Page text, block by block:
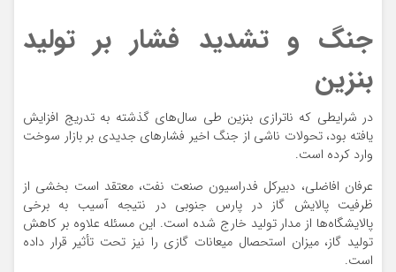
جنگ و تشدید فشار بر تولید
بنزین
در شرایطی که ناترازی بنزین طی سال‌های گذشته به تدریج افزایش
یافته بود، تحولات ناشی از جنگ اخیر فشارهای جدیدی بر بازار سوخت
وارد کرده است.
عرفان افاضلی، دبیرکل فدراسیون صنعت نفت، معتقد است بخشی از
ظرفیت پالایش گاز در پارس جنوبی در نتیجه آسیب به برخی
پالایشگاه‌ها از مدار تولید خارج شده است. این مسئله علاوه بر کاهش
تولید گاز، میزان استحصال میعانات گازی را نیز تحت تأثیر قرار داده
است.